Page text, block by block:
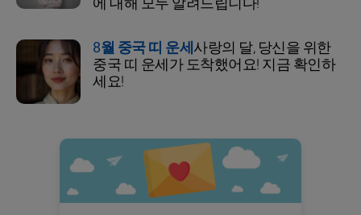
8월 중국 띠 운세사랑의 달, 당신을 위한
중국 띠 운세가 도착했어요! 지금 확인하
세요!